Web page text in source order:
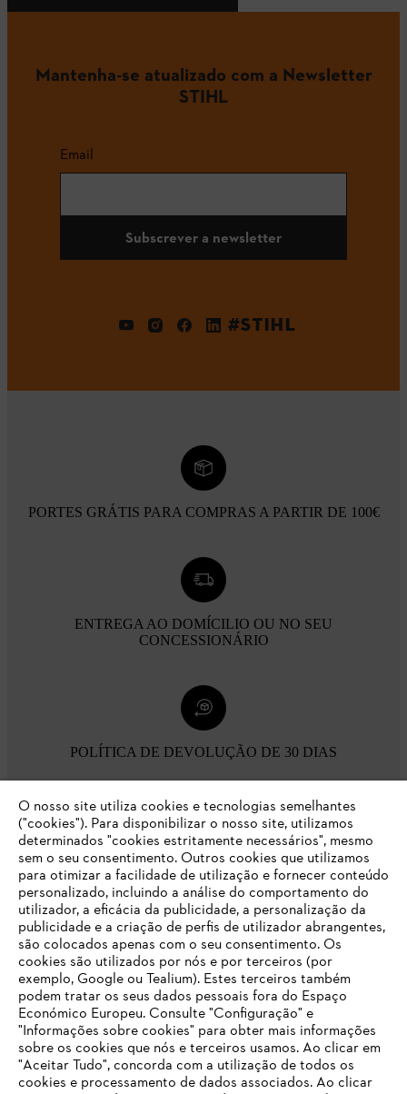
Mantenha-se atualizado com a Newsletter
STIHL
Email
Subscrever a newsletter
#STIHL
PORTES GRÁTIS PARA COMPRAS A PARTIR DE 100€
ENTREGA AO DOMÍCILIO OU NO SEU
CONCESSIONÁRIO
POLÍTICA DE DEVOLUÇÃO DE 30 DIAS
Opções de pagamento
Empresa
FAQs Loja Online
O SEU NAVEGADOR NÃO SUPORTA
ESTE WEBSITE
O nosso site utiliza cookies e tecnologias semelhantes
("cookies"). Para disponibilizar o nosso site, utilizamos
determinados "cookies estritamente necessários", mesmo
sem o seu consentimento. Outros cookies que utilizamos
para otimizar a facilidade de utilização e fornecer conteúdo
personalizado, incluindo a análise do comportamento do
utilizador, a eficácia da publicidade, a personalização da
publicidade e a criação de perfis de utilizador abrangentes,
são colocados apenas com o seu consentimento. Os
cookies são utilizados por nós e por terceiros (por
exemplo, Google ou Tealium). Estes terceiros também
podem tratar os seus dados pessoais fora do Espaço
Económico Europeu. Consulte "Configuração" e
"Informações sobre cookies" para obter mais informações
sobre os cookies que nós e terceiros usamos. Ao clicar em
"Aceitar Tudo", concorda com a utilização de todos os
cookies e processamento de dados associados. Ao clicar